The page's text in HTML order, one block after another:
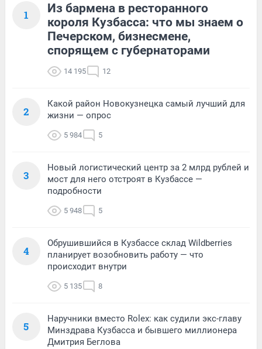
1
Из бармена в ресторанного
короля Кузбасса: что мы знаем о
Печерском, бизнесмене,
спорящем с губернаторами
14 195 12
2
Какой район Новокузнецка самый лучший для
жизни — опрос
5 984 5
3
Новый логистический центр за 2 млрд рублей и
мост для него отстроят в Кузбассе —
подробности
5 948 5
4
Обрушившийся в Кузбассе склад Wildberries
планирует возобновить работу — что
происходит внутри
5 135 8
5
Наручники вместо Rolex: как судили экс-главу
Минздрава Кузбасса и бывшего миллионера
Дмитрия Беглова